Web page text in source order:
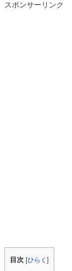
スポンサーリンク
目次 [ひらく]